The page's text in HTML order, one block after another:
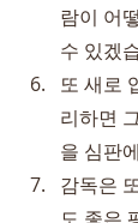
람이 어
수 있겠
또 새로
리하면
을 심판
감독은